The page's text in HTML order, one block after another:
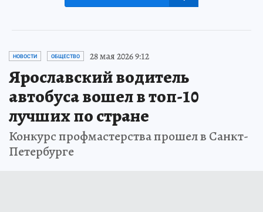
НОВОСТИ ОБЩЕСТВО 28 мая 2026 9:12
Ярославский водитель
автобуса вошел в топ-10
лучших по стране
Конкурс профмастерства прошел в Санкт-
Петербурге